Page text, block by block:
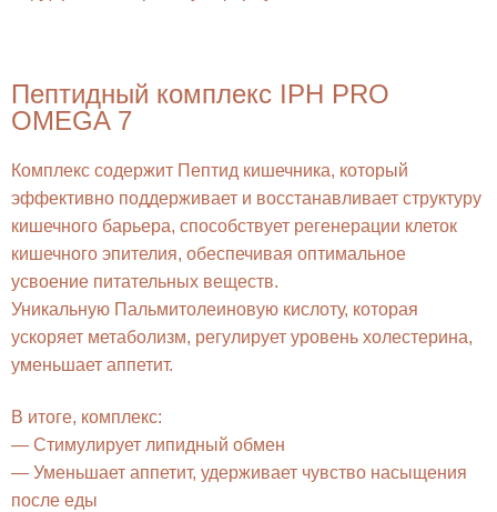
Пептидный комплекс IPH PRO
OMEGA 7
Комплекс содержит Пептид кишечника, который
эффективно поддерживает и восстанавливает структуру
кишечного барьера, способствует регенерации клеток
кишечного эпителия, обеспечивая оптимальное
усвоение питательных веществ.
Уникальную Пальмитолеиновую кислоту, которая
ускоряет метаболизм, регулирует уровень холестерина,
уменьшает аппетит.
В итоге, комплекс:
— Стимулирует липидный обмен
— Уменьшает аппетит, удерживает чувство насыщения
после еды